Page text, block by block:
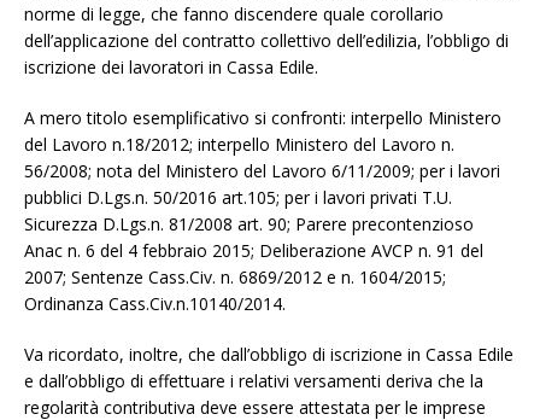
norme di legge, che fanno discendere quale corollario
dell’applicazione del contratto collettivo dell’edilizia, l’obbligo di
iscrizione dei lavoratori in Cassa Edile.
A mero titolo esemplificativo si confronti: interpello Ministero
del Lavoro n.18/2012; interpello Ministero del Lavoro n.
56/2008; nota del Ministero del Lavoro 6/11/2009; per i lavori
pubblici D.Lgs.n. 50/2016 art.105; per i lavori privati T.U.
Sicurezza D.Lgs.n. 81/2008 art. 90; Parere precontenzioso
Anac n. 6 del 4 febbraio 2015; Deliberazione AVCP n. 91 del
2007; Sentenze Cass.Civ. n. 6869/2012 e n. 1604/2015;
Ordinanza Cass.Civ.n.10140/2014.
Va ricordato, inoltre, che dall’obbligo di iscrizione in Cassa Edile
e dall’obbligo di effettuare i relativi versamenti deriva che la
regolarità contributiva deve essere attestata per le imprese